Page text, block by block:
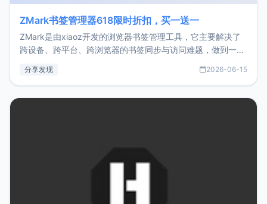
ZMark书签管理器618限时折扣，买一送一
ZMark是由xiaoz开发的浏览器书签管理工具，它主要解决了
跨设备、跨平台、跨浏览器的书签同步与访问难题，做到一处
用，让管理更高效。ZMark官网地址：
分享发现 2026-06-15